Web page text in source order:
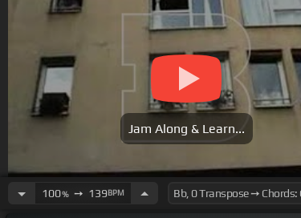
Jam Along & Learn...
100%➙ 139BPM